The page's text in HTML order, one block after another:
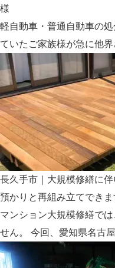
様
軽自動車・普通自動車の
ていたご家族様が急に他
長久手市｜大規模修繕に
預かりと再組み立てできま
マンション大規模修繕で
せん。 今回、愛知県名古